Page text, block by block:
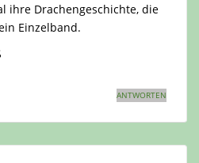
ihre Drachengeschichte, die
Einzelband.
ANTWORTEN